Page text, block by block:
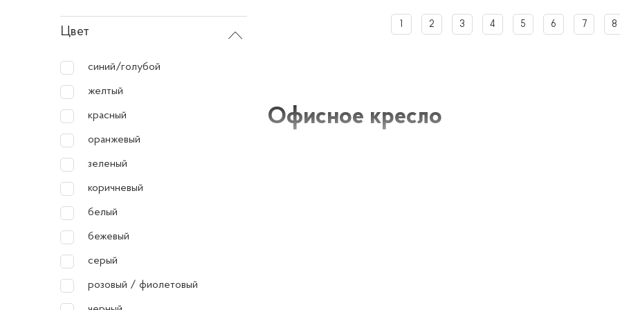
Цвет
синий/голубой
желтый
красный
оранжевый
зеленый
коричневый
белый
бежевый
серый
розовый / фиолетовый
2 3 4 5 6 7 8
Офисное кресло
Офисное кресло – это необходимый элемент обстановки